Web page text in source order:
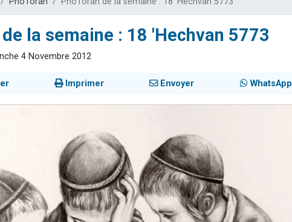
la semaine : 18 'Hechvan 5773
4 Novembre 2012
Imprimer Envoyer WhatsApp